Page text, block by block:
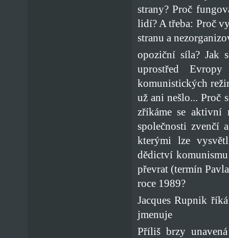
strany? Proč
lidí? A třeba: Proč
stranu a
opoziční síla? Jak
uprostřed
komunistických
už ani nešlo... Proč
zříkáme se aktivní
společnosti zvenčí
kterými lze
dědictví
převrat (termín
roce 1989?
Jacques Rupnik
jmenuje
Příliš brzy